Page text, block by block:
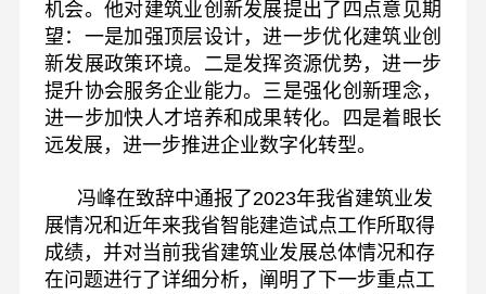
机会。他对建筑业创新发展提出了四点意见期
望：一是加强顶层设计，进一步优化建筑业创
新发展政策环境。二是发挥资源优势，进一步
提升协会服务企业能力。三是强化创新理念，
进一步加快人才培养和成果转化。四是着眼长
远发展，进一步推进企业数字化转型。
冯峰在致辞中通报了2023年我省建筑业发
展情况和近年来我省智能建造试点工作所取得
成绩，并对当前我省建筑业发展总体情况和存
在问题进行了详细分析，阐明了下一步重点工